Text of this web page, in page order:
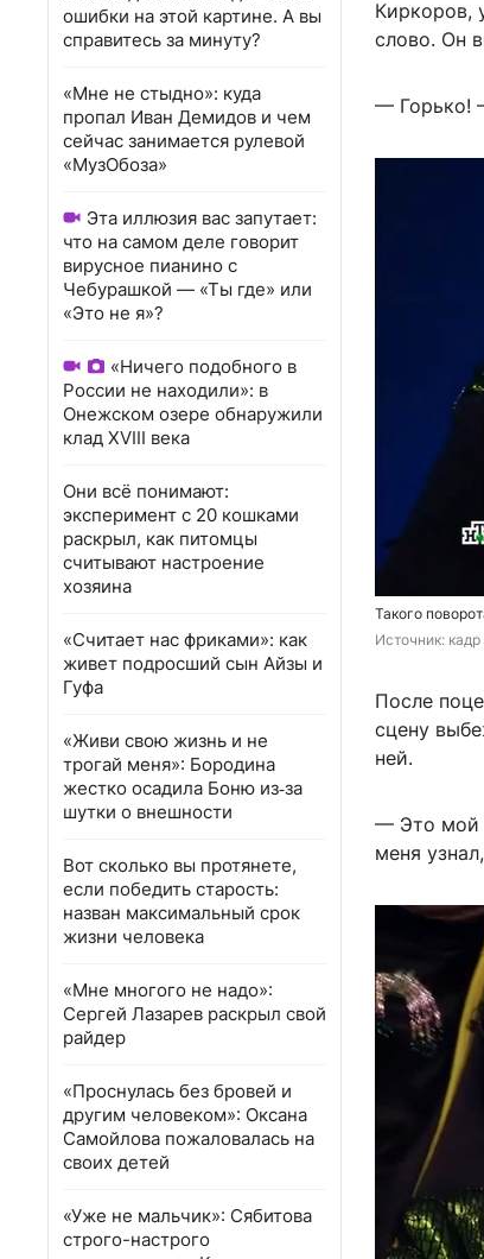
ошибки на этой картине. А вы
справитесь за минуту?
«Мне не стыдно»: куда
пропал Иван Демидов и чем
сейчас занимается рулевой
«МузОбоза»
Эта иллюзия вас запутает:
что на самом деле говорит
вирусное пианино с
Чебурашкой — «Ты где» или
«Это не я»?
«Ничего подобного в
России не находили»: в
Онежском озере обнаружили
клад XVIII века
Они всё понимают:
эксперимент с 20 кошками
раскрыл, как питомцы
считывают настроение
хозяина
«Считает нас фриками»: как
живет подросший сын Айзы и
Гуфа
«Живи свою жизнь и не
трогай меня»: Бородина
жестко осадила Боню из‑за
шутки о внешности
Вот сколько вы протянете,
если победить старость:
назван максимальный срок
жизни человека
«Мне многого не надо»:
Сергей Лазарев раскрыл свой
райдер
«Проснулась без бровей и
другим человеком»: Оксана
Самойлова пожаловалась на
своих детей
«Уже не мальчик»: Сябитова
строго-настрого
Киркоров,
слово. Он
— Горько!
Такого
Источник:
После
сцену
ней.
— Это мой
меня